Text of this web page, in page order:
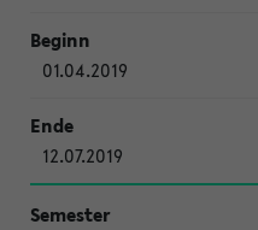
01.04.2019
12.07.2019